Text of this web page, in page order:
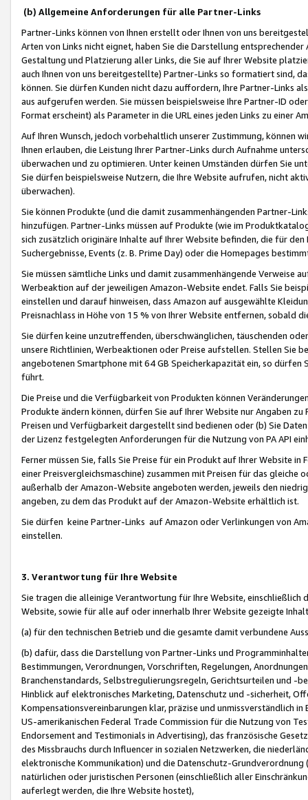
(b) Allgemeine Anforderungen für alle Partner-Links
Partner-Links können von Ihnen erstellt oder Ihnen von uns
Arten von Links nicht eignet, haben Sie die Darstellung
Gestaltung und Platzierung aller Links, die Sie auf Ihrer Website
auch Ihnen von uns bereitgestellte) Partner-Links so formatiert sind,
können. Sie dürfen Kunden nicht dazu auffordern, Ihre Partner-Links
aus aufgerufen werden. Sie müssen beispielsweise Ihre Partner-ID
Format erscheint) als Parameter in die URL eines jeden Links zu einer
Auf Ihren Wunsch, jedoch vorbehaltlich unserer Zustimmung, können
Ihnen erlauben, die Leistung Ihrer Partner-Links durch Aufnahme
überwachen und zu optimieren. Unter keinen Umständen dürfen Sie
Sie dürfen beispielsweise Nutzern, die Ihre Website aufrufen, nicht
überwachen).
Sie können Produkte (und die damit zusammenhängenden Partner-
hinzufügen. Partner-Links müssen auf Produkte (wie im
sich zusätzlich originäre Inhalte auf Ihrer Website befinden, die für
Suchergebnisse, Events (z. B. Prime Day) oder die Homepages
Sie müssen sämtliche Links und damit zusammenhängende
Werbeaktion auf der jeweiligen Amazon-Website endet. Falls Sie
einstellen und darauf hinweisen, dass Amazon auf ausgewählte
Preisnachlass in Höhe von 15 % von Ihrer Website entfernen, sobald
Sie dürfen keine unzutreffenden, überschwänglichen, täuschenden
unsere Richtlinien, Werbeaktionen oder Preise aufstellen. Stellen Sie
angebotenen Smartphone mit 64 GB Speicherkapazität ein, so dürfen
führt.
Die Preise und die Verfügbarkeit von Produkten können
Produkte ändern können, dürfen Sie auf Ihrer Website nur Angaben
Preisen und Verfügbarkeit dargestellt sind bedienen oder (b) Sie
der Lizenz festgelegten Anforderungen für die Nutzung von PA API
Ferner müssen Sie, falls Sie Preise für ein Produkt auf Ihrer Website
einer Preisvergleichsmaschine) zusammen mit Preisen für das
außerhalb der Amazon-Website angeboten werden, jeweils den
angeben, zu dem das Produkt auf der Amazon-Website erhältlich ist.
Sie dürfen keine Partner-Links auf Amazon oder Verlinkungen von
einstellen.
3. Verantwortung für Ihre Website
Sie tragen die alleinige Verantwortung für Ihre Website,
Website, sowie für alle auf oder innerhalb Ihrer Website gezeigte
(a) für den technischen Betrieb und die gesamte damit verbundene
(b) dafür, dass die Darstellung von Partner-Links und
Bestimmungen, Verordnungen, Vorschriften, Regelungen,
Branchenstandards, Selbstregulierungsregeln, Gerichtsurteilen und -
Hinblick auf elektronisches Marketing, Datenschutz und -sicherheit,
Kompensationsvereinbarungen klar, präzise und unmissverständlich
US-amerikanischen Federal Trade Commission für die Nutzung von
Endorsement and Testimonials in Advertising), das französische
des Missbrauchs durch Influencer in sozialen Netzwerken, die
elektronische Kommunikation) und die Datenschutz-
natürlichen oder juristischen Personen (einschließlich aller
auferlegt werden, die Ihre Website hostet),